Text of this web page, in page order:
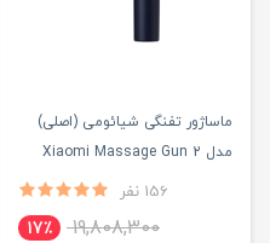
ماساژور تفنگی شیائومی (اصلی)
مدل Xiaomi Massage Gun 2
XMFG-M451156 نفر
19,808,300 17٪